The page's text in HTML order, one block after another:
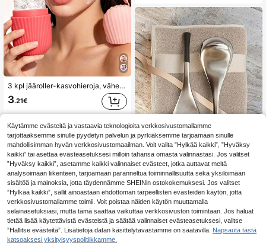
3 kpl jääroller-kasvohieroja, vähentää kasvojen turvotusta, sopii akneen ja turvotukseen, poistaa aamupöhöt, käytettävissä kasvoille, silmille ja vartalon hierontaan, luonnollinen kylmähoito turvotuksen, tummien silmärenkaiden ja ryppyjen vähentämiseen, lievittää kasvojen ja silmien turvotusta
3.21€
#9 Myydyimmät
3.81€
Käytämme evästeitä ja vastaavia teknologioita verkkosivustomallamme
tarjottaaksemme sinulle pyydetyn palvelun ja pyrkiäksemme tarjoamaan sinulle
mahdollisimman hyvän verkkosivustomaailman. Voit valita ”Hylkää kaikki”, ”Hyväksy
kaikki” tai asettaa evästeasetuksesi milloin tahansa omasta valinnastasi. Jos valitset
”Hyväksy kaikki”, asetamme kaikki valinnaiset evästeet, jotka auttavat meitä
analysoimaan liikenteen, tarjoamaan paranneltua toiminnallisuutta sekä yksilöimään
sisältöä ja mainoksia, jotta täydennämme SHEINin ostokokemuksesi. Jos valitset
”Hylkää kaikki”, sallit ainoastaan ehdottoman tarpeellisten evästeiden käytön, jotta
verkkosivustomallamme toimii. Voit poistaa näiden käytön muuttamalla
selainasetuksiasi, mutta tämä saattaa vaikuttaa verkkosivuston toimintaan. Jos haluat
tietää lisää käytettävistä evästeistä ja säätää valinnaiset evästeasetuksesi, valitse
”Hallitse evästeitä”. Lisätietoja datan käsittelytavastamme on saatavilla. Napsauta tästä
katsoaksesi yksityisyyspolitiikkamme.